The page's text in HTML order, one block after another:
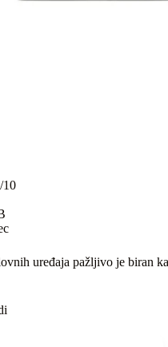
10
uređaja pažljivo je biran